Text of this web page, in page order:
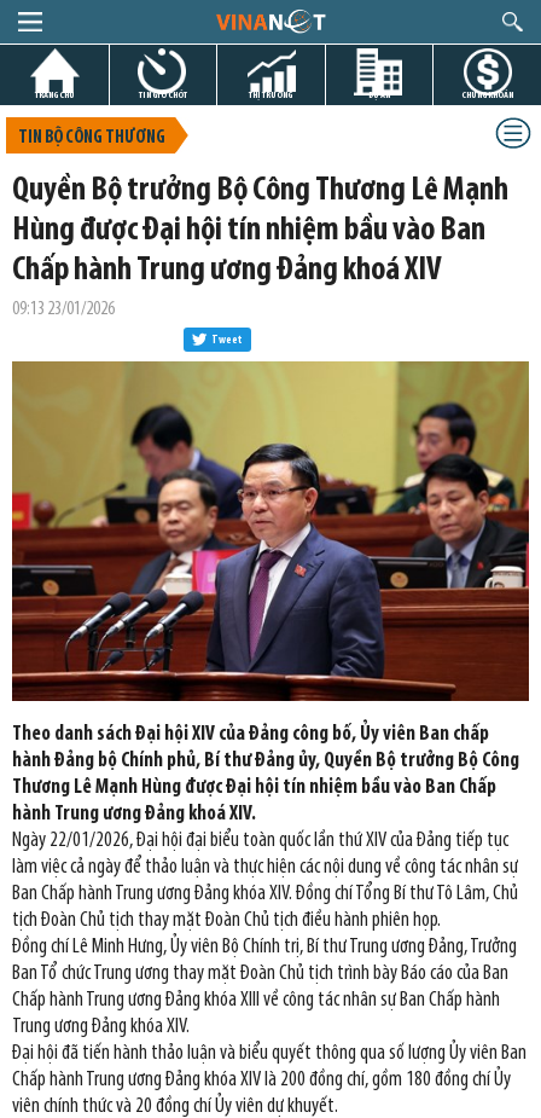
TRANG CHỦ TIN GIỜ CHÓT THỊ TRƯỜNG DỰ ÁN CHỨNG KHOÁN
TIN BỘ CÔNG THƯƠNG
Quyền Bộ trưởng Bộ Công Thương Lê Mạnh
Hùng được Đại hội tín nhiệm bầu vào Ban
Chấp hành Trung ương Đảng khoá XIV
09:13 23/01/2026
Tweet
Theo danh sách Đại hội XIV của Đảng công bố, Ủy viên Ban chấp
hành Đảng bộ Chính phủ, Bí thư Đảng ủy, Quyền Bộ trưởng Bộ Công
Thương Lê Mạnh Hùng được Đại hội tín nhiệm bầu vào Ban Chấp
hành Trung ương Đảng khoá XIV.
Ngày 22/01/2026, Đại hội đại biểu toàn quốc lần thứ XIV của Đảng tiếp tục
làm việc cả ngày để thảo luận và thực hiện các nội dung về công tác nhân sự
Ban Chấp hành Trung ương Đảng khóa XIV. Đồng chí Tổng Bí thư Tô Lâm, Chủ
tịch Đoàn Chủ tịch thay mặt Đoàn Chủ tịch điều hành phiên họp.
Đồng chí Lê Minh Hưng, Ủy viên Bộ Chính trị, Bí thư Trung ương Đảng, Trưởng
Ban Tổ chức Trung ương thay mặt Đoàn Chủ tịch trình bày Báo cáo của Ban
Chấp hành Trung ương Đảng khóa XIII về công tác nhân sự Ban Chấp hành
Trung ương Đảng khóa XIV.
Đại hội đã tiến hành thảo luận và biểu quyết thông qua số lượng Ủy viên Ban
Chấp hành Trung ương Đảng khóa XIV là 200 đồng chí, gồm 180 đồng chí Ủy
viên chính thức và 20 đồng chí Ủy viên dự khuyết.